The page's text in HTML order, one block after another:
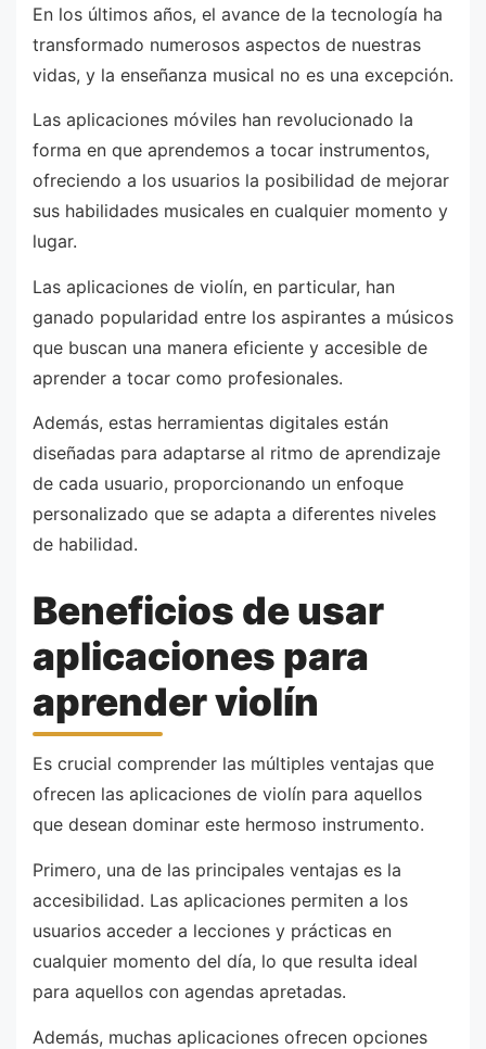
En los últimos años, el avance de la tecnología ha
transformado numerosos aspectos de nuestras
vidas, y la enseñanza musical no es una excepción.
Las aplicaciones móviles han revolucionado la
forma en que aprendemos a tocar instrumentos,
ofreciendo a los usuarios la posibilidad de mejorar
sus habilidades musicales en cualquier momento y
lugar.
Las aplicaciones de violín, en particular, han
ganado popularidad entre los aspirantes a músicos
que buscan una manera eficiente y accesible de
aprender a tocar como profesionales.
Además, estas herramientas digitales están
diseñadas para adaptarse al ritmo de aprendizaje
de cada usuario, proporcionando un enfoque
personalizado que se adapta a diferentes niveles
de habilidad.
Beneficios de usar
aplicaciones para
aprender violín
Es crucial comprender las múltiples ventajas que
ofrecen las aplicaciones de violín para aquellos
que desean dominar este hermoso instrumento.
Primero, una de las principales ventajas es la
accesibilidad. Las aplicaciones permiten a los
usuarios acceder a lecciones y prácticas en
cualquier momento del día, lo que resulta ideal
para aquellos con agendas apretadas.
Además, muchas aplicaciones ofrecen opciones